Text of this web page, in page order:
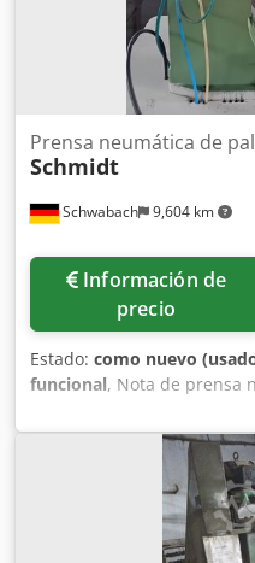
Schwabach 9,604 km
Prensa neumática de
Schmidt
Información de
precio
Estado: como nuevo
funcional, Nota de prensa
fabricación: 1998 Carrera
Aozibcpsfisrf Fuerza de
funcionamiento máxima: 6